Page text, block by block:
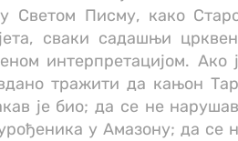
Светом Писму, како
сваки садашњи
интерпретацијом. Ако
тражити да кањон
је био; да се не
у Амазону; да се